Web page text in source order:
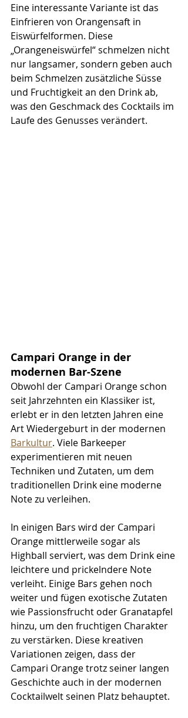
Eine interessante Variante ist das
Einfrieren von Orangensaft in
Eiswürfelformen. Diese
„Orangeneiswürfel“ schmelzen nicht
nur langsamer, sondern geben auch
beim Schmelzen zusätzliche Süsse
und Fruchtigkeit an den Drink ab,
was den Geschmack des Cocktails im
Laufe des Genusses verändert.
Campari Orange in der
modernen Bar-Szene
Obwohl der Campari Orange schon
seit Jahrzehnten ein Klassiker ist,
erlebt er in den letzten Jahren eine
Art Wiedergeburt in der modernen
Barkultur. Viele Barkeeper
experimentieren mit neuen
Techniken und Zutaten, um dem
traditionellen Drink eine moderne
Note zu verleihen.
In einigen Bars wird der Campari
Orange mittlerweile sogar als
Highball serviert, was dem Drink eine
leichtere und prickelndere Note
verleiht. Einige Bars gehen noch
weiter und fügen exotische Zutaten
wie Passionsfrucht oder Granatapfel
hinzu, um den fruchtigen Charakter
zu verstärken. Diese kreativen
Variationen zeigen, dass der
Campari Orange trotz seiner langen
Geschichte auch in der modernen
Cocktailwelt seinen Platz behauptet.